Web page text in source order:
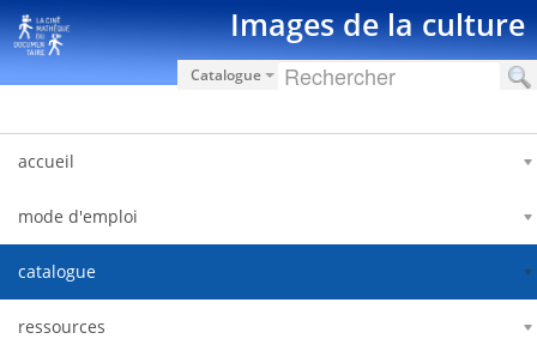
Saut au contenu Images de la culture
Catalogue
accueil
mode d'emploi
catalogue
ressources